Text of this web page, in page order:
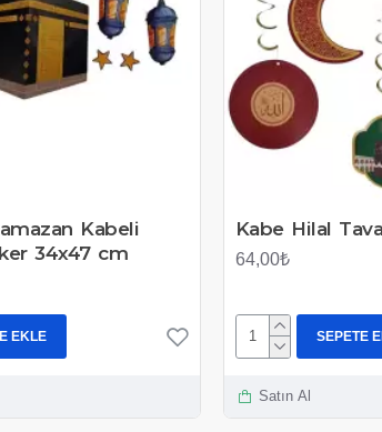
Kabeli
34x47 cm
EKLE
Kabe Hilal
64,00₺
SEPETE
Satın Al